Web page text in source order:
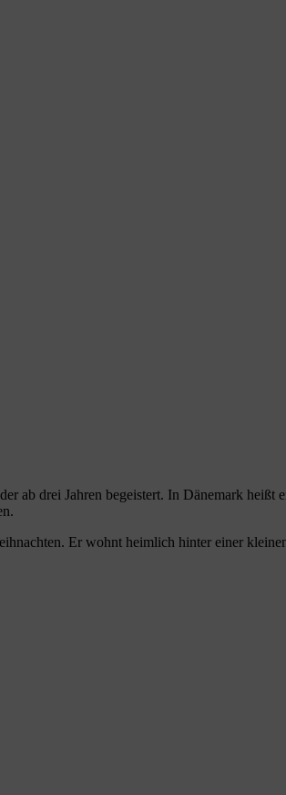
ab drei Jahren begeistert. In Dänemark
Er wohnt heimlich hinter einer